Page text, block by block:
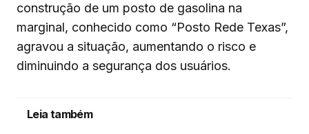
construção de um posto de gasolina na
marginal, conhecido como “Posto Rede Texas”,
agravou a situação, aumentando o risco e
diminuindo a segurança dos usuários.
Leia também